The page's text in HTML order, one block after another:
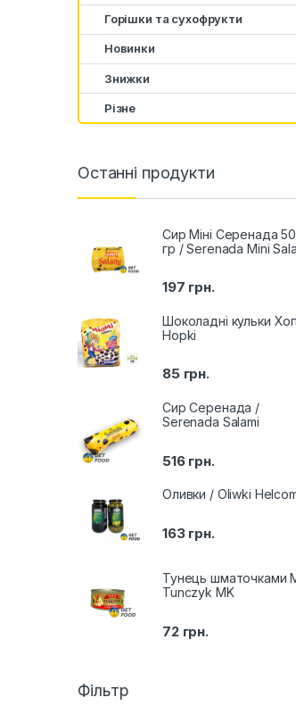
Горішки та сухофрукти
Новинки
Знижки
Різне
Останні продукти
Сир Міні Серенада
гр / Serenada Mini
197 грн.
Шоколадні кульки
Hopki
85 грн.
Сир Серенада /
Serenada Salami
516 грн.
Оливки / Oliwki
163 грн.
Тунець шматочками
Tunczyk MK
72 грн.
Фільтр